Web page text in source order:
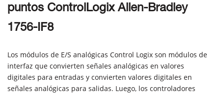
puntos ControlLogix Allen-Bradley
1756-IF8
Los módulos de E/S analógicas Control Logix son módulos de
interfaz que convierten señales analógicas en valores
digitales para entradas y convierten valores digitales en
señales analógicas para salidas. Luego, los controladores